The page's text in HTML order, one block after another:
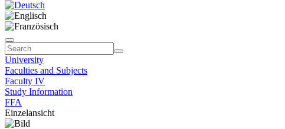
University
Faculties and Subjects
Faculty IV
Study Information
FFA
Einzelansicht